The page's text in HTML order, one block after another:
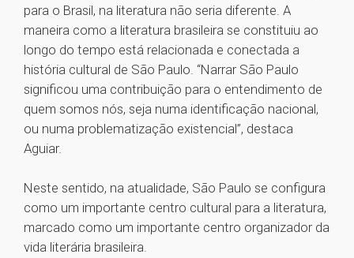
para o Brasil, na literatura não seria diferente. A
maneira como a literatura brasileira se constituiu ao
longo do tempo está relacionada e conectada a
história cultural de São Paulo. “Narrar São Paulo
significou uma contribuição para o entendimento de
quem somos nós, seja numa identificação nacional,
ou numa problematização existencial”, destaca
Aguiar.
Neste sentido, na atualidade, São Paulo se configura
como um importante centro cultural para a literatura,
marcado como um importante centro organizador da
vida literária brasileira.